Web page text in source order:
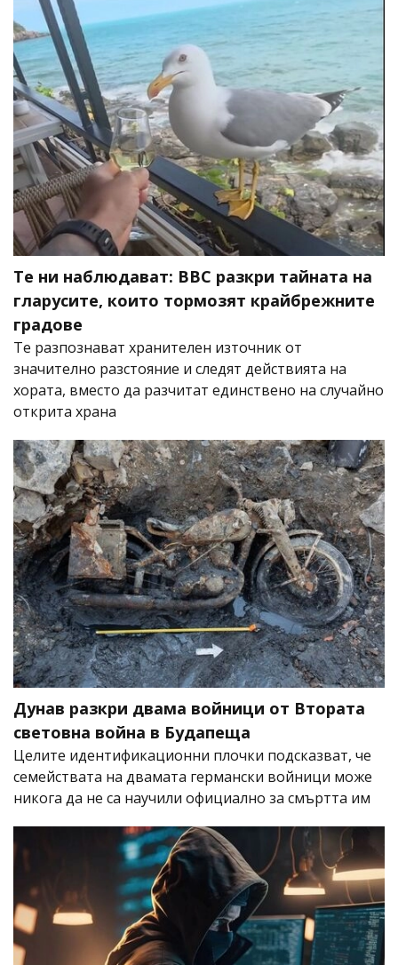
Те ни наблюдават: BBC разкри тайната на
гларусите, които тормозят крайбрежните
градове
Те разпознават хранителен източник от
значително разстояние и следят действията на
хората, вместо да разчитат единствено на случайно
открита храна
Дунав разкри двама войници от Втората
световна война в Будапеща
Целите идентификационни плочки подсказват, че
семействата на двамата германски войници може
никога да не са научили официално за смъртта им